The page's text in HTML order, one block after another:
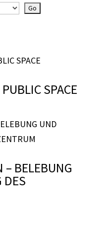
SPACE
– BELEBUNG
DES